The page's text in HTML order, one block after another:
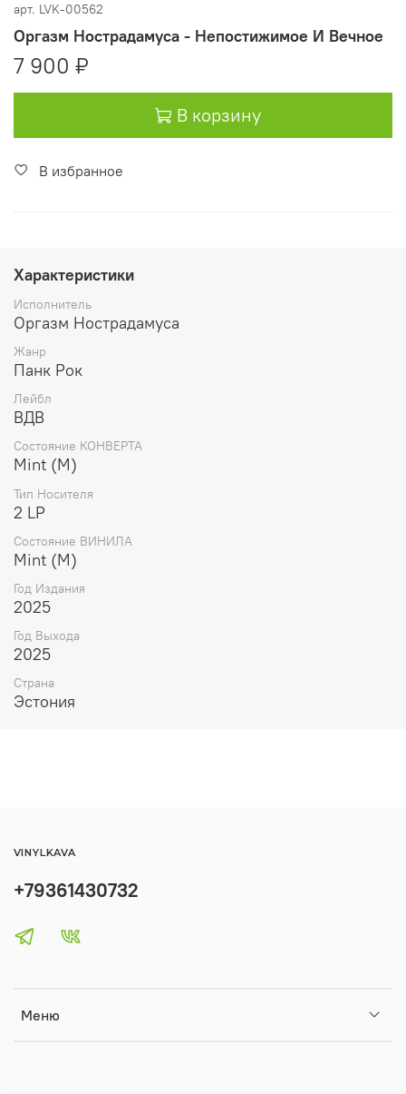
арт. LVK-00562
Оргазм Нострадамуса - Непостижимое И Вечное
7 900 ₽
В корзину
В избранное
Характеристики
Исполнитель
Оргазм Нострадамуса
Жанр
Панк Рок
Лейбл
ВДВ
Состояние КОНВЕРТА
Mint (M)
Тип Носителя
2 LP
Состояние ВИНИЛА
Mint (M)
Год Издания
2025
Год Выхода
2025
Страна
Эстония
Меню
+79361430732
VINYLKAVA